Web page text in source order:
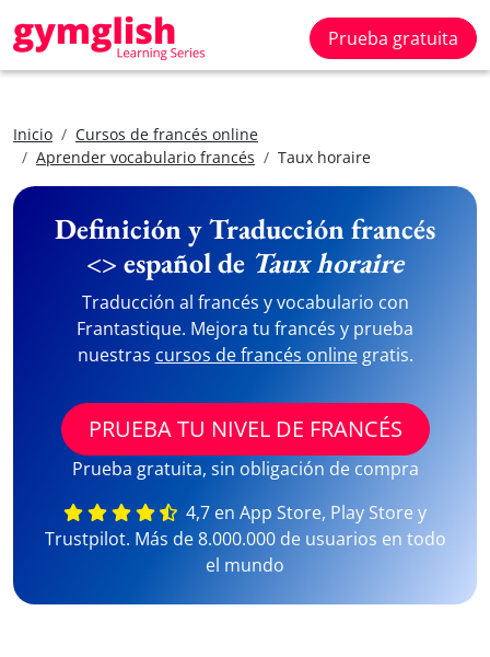
Prueba gratuita
Inicio
Cursos de francés online
Aprender vocabulario francés
Taux horaire
Definición y Traducción francés
<> español de Taux horaire
Traducción al francés y vocabulario con
Frantastique. Mejora tu francés y prueba
nuestras cursos de francés onlinegratis.
PRUEBA TU NIVEL DE FRANCÉS
Prueba gratuita, sin obligación de compra
4,7 en App Store, Play Store y
Trustpilot. Más de 8.000.000 de usuarios en todo
el mundo